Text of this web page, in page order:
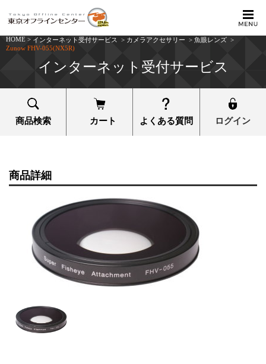
HOME > インターネット受付サービス > カメラアクセサリー > 魚眼レンズ >
Zunow FHV-055(NX5R)
インターネット受付サービス
商品検索 カート よくある質問 ログイン
商品詳細